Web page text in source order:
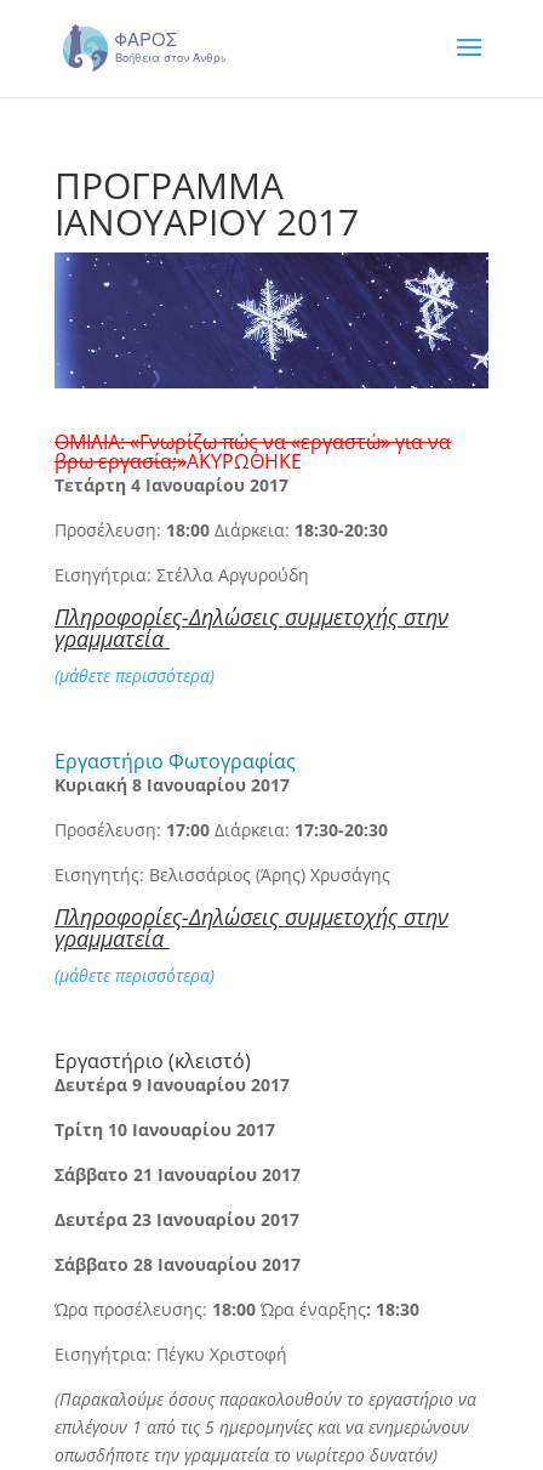
ΠΡΟΓΡΑΜΜΑ
ΙΑΝΟΥΑΡΙΟΥ 2017
ΟΜΙΛΙΑ: «Γνωρίζω πώς να «εργαστώ» για να
βρω εργασία;»ΑΚΥΡΩΘΗΚΕ
Τετάρτη 4 Ιανουαρίου 2017
Προσέλευση: 18:00Διάρκεια: 18:30-20:30
Εισηγήτρια: Στέλλα Αργυρούδη
Πληροφορίες-Δηλώσεις συμμετοχής στην
γραμματεία
(μάθετε περισσότερα)
Εργαστήριο Φωτογραφίας
Κυριακή 8 Ιανουαρίου 2017
Προσέλευση: 17:00Διάρκεια: 17:30-20:30
Εισηγητής: Βελισσάριος (Άρης) Χρυσάγης
Πληροφορίες-Δηλώσεις συμμετοχής στην
γραμματεία
(μάθετε περισσότερα)
Εργαστήριο (κλειστό)
Δευτέρα 9 Ιανουαρίου 2017
Τρίτη 10 Ιανουαρίου 2017
Σάββατο 21 Ιανουαρίου 2017
Δευτέρα 23 Ιανουαρίου 2017
Σάββατο 28 Ιανουαρίου 2017
Ώρα προσέλευσης: 18:00 Ώρα έναρξης: 18:30
Εισηγήτρια: Πέγκυ Χριστοφή
(Παρακαλούμε όσους παρακολουθούν το εργαστήριο να
επιλέγουν 1 από τις 5 ημερομηνίες και να ενημερώνουν
οπωσδήποτε την γραμματεία το νωρίτερο δυνατόν)